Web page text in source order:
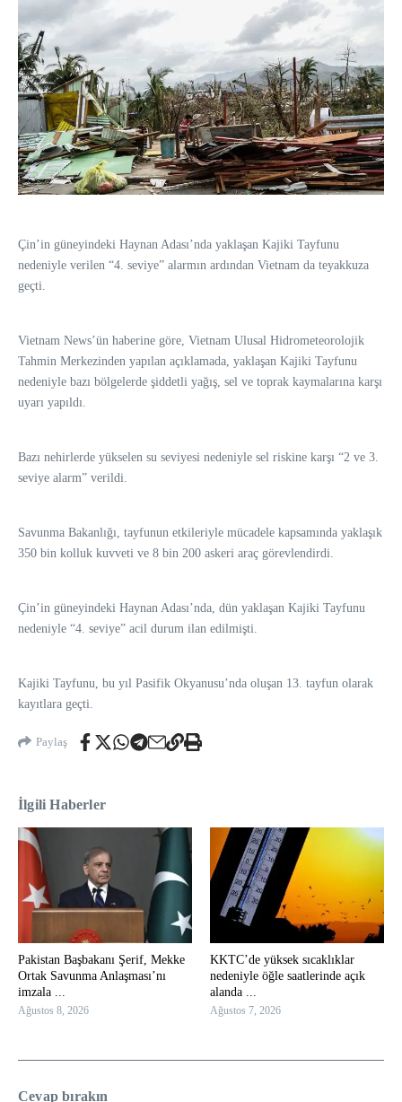
Çin’in güneyindeki Haynan Adası’nda yaklaşan Kajiki Tayfunu
nedeniyle verilen “4. seviye” alarmın ardından Vietnam da teyakkuza
geçti.
Vietnam News’ün haberine göre, Vietnam Ulusal Hidrometeorolojik
Tahmin Merkezinden yapılan açıklamada, yaklaşan Kajiki Tayfunu
nedeniyle bazı bölgelerde şiddetli yağış, sel ve toprak kaymalarına karşı
uyarı yapıldı.
Bazı nehirlerde yükselen su seviyesi nedeniyle sel riskine karşı “2 ve 3.
seviye alarm” verildi.
Savunma Bakanlığı, tayfunun etkileriyle mücadele kapsamında yaklaşık
350 bin kolluk kuvveti ve 8 bin 200 askeri araç görevlendirdi.
Çin’in güneyindeki Haynan Adası’nda, dün yaklaşan Kajiki Tayfunu
nedeniyle “4. seviye” acil durum ilan edilmişti.
Kajiki Tayfunu, bu yıl Pasifik Okyanusu’nda oluşan 13. tayfun olarak
kayıtlara geçti.
Paylaş
İlgili Haberler
Pakistan Başbakanı Şerif, Mekke
Ortak Savunma Anlaşması’nı
imzala ...
Ağustos 8, 2026
KKTC’de yüksek sıcaklıklar
nedeniyle öğle saatlerinde açık
alanda ...
Ağustos 7, 2026
Cevap bırakın